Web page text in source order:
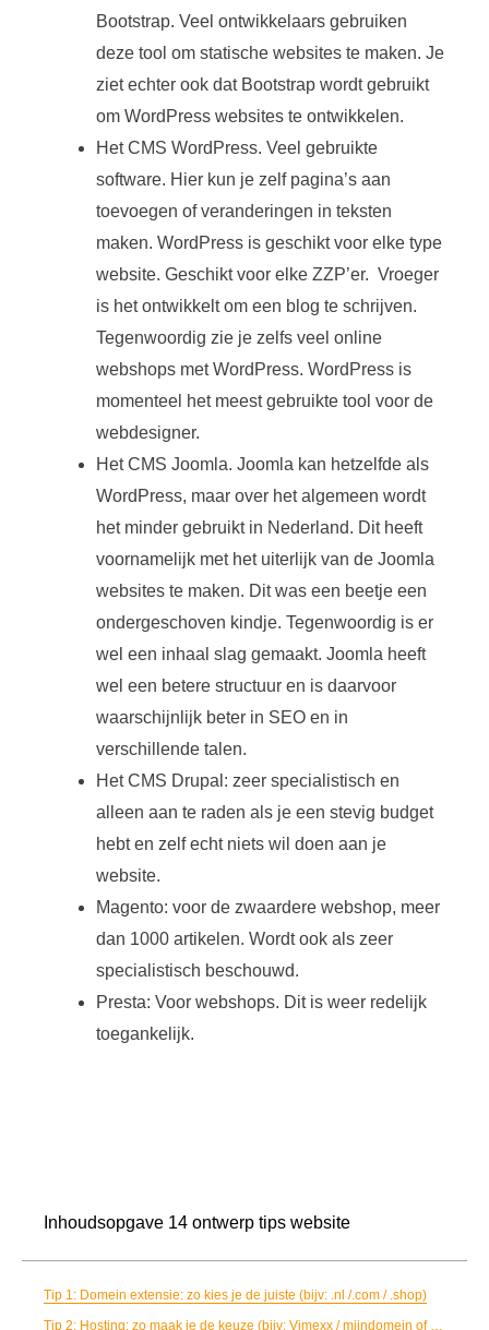
Bootstrap. Veel ontwikkelaars gebruiken
deze tool om statische websites te maken. Je
ziet echter ook dat Bootstrap wordt gebruikt
om WordPress websites te ontwikkelen.
Het CMS WordPress. Veel gebruikte
software. Hier kun je zelf pagina’s aan
toevoegen of veranderingen in teksten
maken. WordPress is geschikt voor elke type
website. Geschikt voor elke ZZP’er. Vroeger
is het ontwikkelt om een blog te schrijven.
Tegenwoordig zie je zelfs veel online
webshops met WordPress. WordPress is
momenteel het meest gebruikte tool voor de
webdesigner.
Het CMS Joomla. Joomla kan hetzelfde als
WordPress, maar over het algemeen wordt
het minder gebruikt in Nederland. Dit heeft
voornamelijk met het uiterlijk van de Joomla
websites te maken. Dit was een beetje een
ondergeschoven kindje. Tegenwoordig is er
wel een inhaal slag gemaakt. Joomla heeft
wel een betere structuur en is daarvoor
waarschijnlijk beter in SEO en in
verschillende talen.
Het CMS Drupal: zeer specialistisch en
alleen aan te raden als je een stevig budget
hebt en zelf echt niets wil doen aan je
website.
Magento: voor de zwaardere webshop, meer
dan 1000 artikelen. Wordt ook als zeer
specialistisch beschouwd.
Presta: Voor webshops. Dit is weer redelijk
toegankelijk.
Inhoudsopgave 14 ontwerp tips website
Tip 1: Domein extensie: zo kies je de juiste (bijv: .nl /.com / .shop)
Tip 2: Hosting: zo maak je de keuze (bijv: Vimexx / mijndomein of sneller)